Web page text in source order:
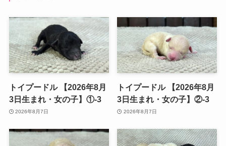
トイプードル 【2026年8月
3日生まれ・女の子】①-3
2026年8月7日
トイプードル 【2026年8月
3日生まれ・女の子】②-3
2026年8月7日